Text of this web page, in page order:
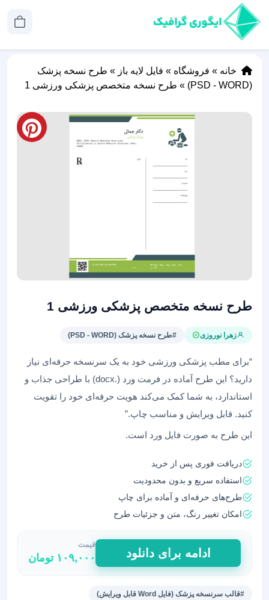
خانه » فروشگاه » فایل لایه باز » طرح نسخه پزشک
(PSD - WORD)
» طرح نسخه متخصص پزشکی ورزشی 1
طرح نسخه متخصص پزشکی ورزشی 1
زهرا نوروزی #طرح نسخه پزشک (PSD - WORD)
“برای مطب پزشکی ورزشی خود به یک سرنسخه حرفه‌ای نیاز
دارید؟ این طرح آماده در فرمت ورد (.docx) با طراحی جذاب و
استاندارد، به شما کمک می‌کند هویت حرفه‌ای خود را تقویت
کنید. قابل ویرایش و مناسب چاپ.”
این طرح به صورت فایل ورد است.
دریافت فوری پس از خرید
استفاده سریع و بدون محدودیت
طرح‌های حرفه‌ای و آماده برای چاپ
امکان تغییر رنگ، متن و جزئیات طرح
طرح
نسخه
متخصص
پزشکی
ادامه برای دانلود
قیمت
۱۰۹,۰۰۰ تومان
#قالب سرنسخه پزشک (فایل Word قابل ویرایش)